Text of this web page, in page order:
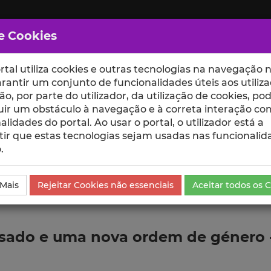
ESCOLAS UNIDADES
Comunicação
e uma nova ordem de
Cookies
utiliza cookies e outras tecnologias na navegação
um conjunto de funcionalidades úteis aos
por parte do utilizador, da utilização de cookies,
um obstáculo à navegação e à correta interação
do portal. Ao usar o portal, o utilizador está a
que estas tecnologias sejam usadas nas
Rejeitar Cookies não essenciais Aceitar todos os